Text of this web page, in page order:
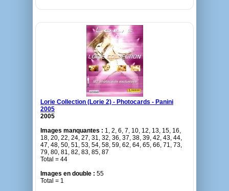
Lorie Collection (Lorie 2) - Photocards - Panini
2005
2005
Images manquantes : 1, 2, 6, 7, 10, 12, 13, 15, 16,
18, 20, 22, 24, 27, 31, 32, 36, 37, 38, 39, 42, 43, 44,
47, 48, 50, 51, 53, 54, 58, 59, 62, 64, 65, 66, 71, 73,
79, 80, 81, 82, 83, 85, 87
Total = 44
Images en double : 55
Total = 1